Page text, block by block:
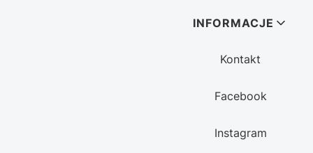
INFORMACJE
Kontakt
Facebook
Instagram